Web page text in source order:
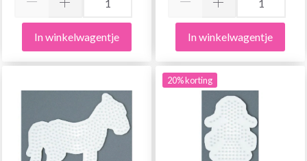
In winkelwagentje In winkelwagentje
20% korting